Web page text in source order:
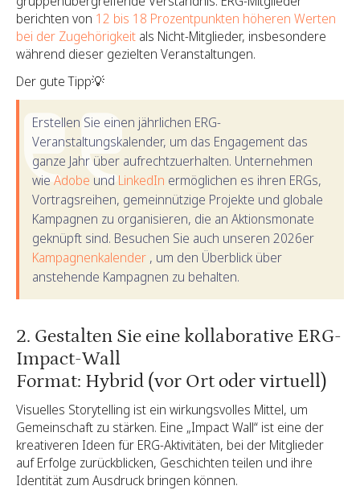
berichten von 12 bis 18 Prozentpunkten höheren Werten
bei der Zugehörigkeit als Nicht-Mitglieder, insbesondere
während dieser gezielten Veranstaltungen.
Der gute Tipp💡
Erstellen Sie einen jährlichen ERG-
Veranstaltungskalender, um das Engagement das
ganze Jahr über aufrechtzuerhalten. Unternehmen
wie Adobe und LinkedIn ermöglichen es ihren ERGs,
Vortragsreihen, gemeinnützige Projekte und globale
Kampagnen zu organisieren, die an Aktionsmonate
geknüpft sind. Besuchen Sie auch unseren 2026er
Kampagnenkalender , um den Überblick über
anstehende Kampagnen zu behalten.
2. Gestalten Sie eine kollaborative ERG-
Impact-Wall
Format: Hybrid (vor Ort oder virtuell)
Visuelles Storytelling ist ein wirkungsvolles Mittel, um
Gemeinschaft zu stärken. Eine „Impact Wall“ ist eine der
kreativeren Ideen für ERG-Aktivitäten, bei der Mitglieder
auf Erfolge zurückblicken, Geschichten teilen und ihre
Identität zum Ausdruck bringen können.